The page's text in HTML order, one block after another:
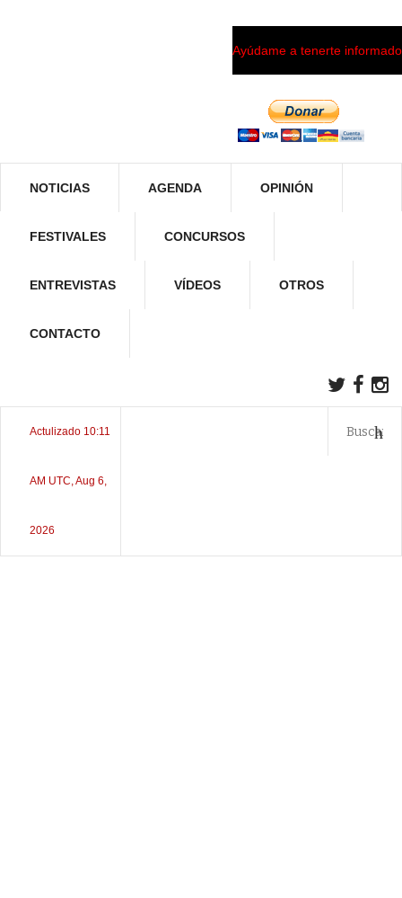
Ayúdame a tenerte informado
NOTICIAS AGENDA OPINIÓN
FESTIVALES CONCURSOS
ENTREVISTAS VÍDEOS OTROS
CONTACTO
Actulizado 10:11
AM UTC, Aug 6,
2026